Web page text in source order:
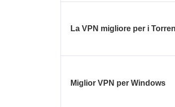
La VPN migliore per i
Miglior VPN per Windows